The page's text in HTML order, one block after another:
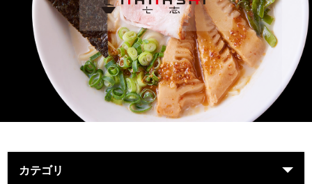
カテゴリ